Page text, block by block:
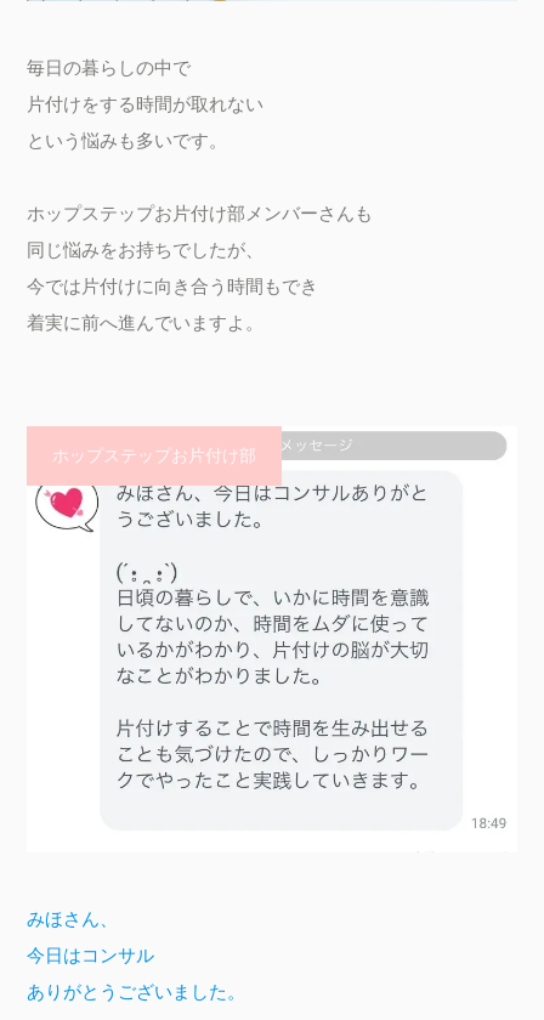
毎日の暮らしの中で
片付けをする時間が取れない
という悩みも多いです。
ホップステップお片付け部メンバーさんも
同じ悩みをお持ちでしたが、
今では片付けに向き合う時間もでき
着実に前へ進んでいますよ。
ホップステップお片付け部
みほさん、
今日はコンサル
ありがとうございました。